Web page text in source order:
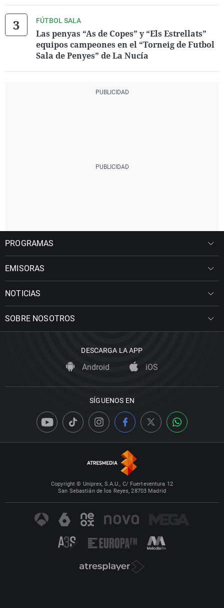
FÚTBOL SALA
Las penyas “As de Copes” y “Els Estrellats”
equipos campeones en el “Torneig de Futbol
Sala de Penyes” de La Nucía
PROGRAMAS
EMISORAS
NOTICIAS
SOBRE NOSOTROS
DESCARGA LA APP
Android iOS
SÍGUENOS EN
Copyright © Uniprex, S.A.U., C/ Fuerteventura 12
San Sebastián de los Reyes, 28703 Madrid